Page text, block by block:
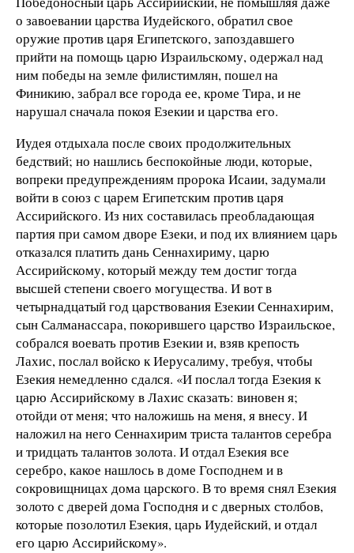
о завоевании царства Иудейского, обратил свое
оружие против царя Египетского, запоздавшего
прийти на помощь царю Израильскому, одержал над
ним победы на земле филистимлян, пошел на
Финикию, забрал все города ее, кроме Тира, и не
нарушал сначала покоя Езекии и царства его.
Иудея отдыхала после своих продолжительных
бедствий; но нашлись беспокойные люди, которые,
вопреки предупреждениям пророка Исаии, задумали
войти в союз с царем Египетским против царя
Ассирийского. Из них составилась преобладающая
партия при самом дворе Езеки, и под их влиянием царь
отказался платить дань Сеннахириму, царю
Ассирийскому, который между тем достиг тогда
высшей степени своего могущества. И вот в
четырнадцатый год царствования Езекии Сеннахирим,
сын Салманассара, покорившего царство Израильское,
собрался воевать против Езекии и, взяв крепость
Лахис, послал войско к Иерусалиму, требуя, чтобы
Езекия немедленно сдался. «И послал тогда Езекия к
царю Ассирийскому в Лахис сказать: виновен я;
отойди от меня; что наложишь на меня, я внесу. И
наложил на него Сеннахирим триста талантов серебра
и тридцать талантов золота. И отдал Езекия все
серебро, какое нашлось в доме Господнем и в
сокровищницах дома царского. В то время снял Езекия
золото с дверей дома Господня и с дверных столбов,
которые позолотил Езекия, царь Иудейский, и отдал
его царю Ассирийскому».